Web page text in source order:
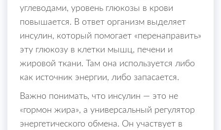
углеводами, уровень глюкозы в крови
повышается. В ответ организм выделяет
инсулин, который помогает «перенаправить»
эту глюкозу в клетки мышц, печени и
жировой ткани. Там она используется либо
как источник энергии, либо запасается.
Важно понимать, что инсулин — это не
«гормон жира», а универсальный регулятор
энергетического обмена. Он участвует в